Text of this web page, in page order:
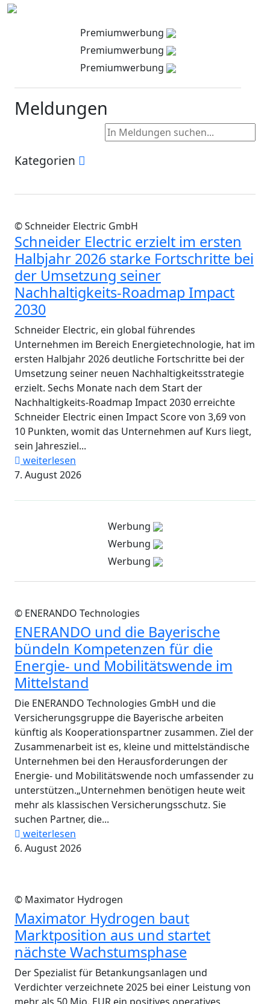
Premiumwerbung
Premiumwerbung
Premiumwerbung
Meldungen
Kategorien
© Schneider Electric GmbH
Schneider Electric erzielt im ersten
Halbjahr 2026 starke Fortschritte bei
der Umsetzung seiner
Nachhaltigkeits-Roadmap Impact
2030
Schneider Electric, ein global führendes
Unternehmen im Bereich Energietechnologie, hat im
ersten Halbjahr 2026 deutliche Fortschritte bei der
Umsetzung seiner neuen Nachhaltigkeitsstrategie
erzielt. Sechs Monate nach dem Start der
Nachhaltigkeits-Roadmap Impact 2030 erreichte
Schneider Electric einen Impact Score von 3,69 von
10 Punkten, womit das Unternehmen auf Kurs liegt,
sein Jahresziel...
weiterlesen
7. August 2026
Werbung
Werbung
Werbung
© ENERANDO Technologies
ENERANDO und die Bayerische
bündeln Kompetenzen für die
Energie- und Mobilitätswende im
Mittelstand
Die ENERANDO Technologies GmbH und die
Versicherungsgruppe die Bayerische arbeiten
künftig als Kooperationspartner zusammen. Ziel der
Zusammenarbeit ist es, kleine und mittelständische
Unternehmen bei den Herausforderungen der
Energie- und Mobilitätswende noch umfassender zu
unterstützen.„Unternehmen benötigen heute weit
mehr als klassischen Versicherungsschutz. Sie
suchen Partner, die...
weiterlesen
6. August 2026
© Maximator Hydrogen
Maximator Hydrogen baut
Marktposition aus und startet
nächste Wachstumsphase
Der Spezialist für Betankungsanlagen und
Verdichter verzeichnete 2025 bei einer Leistung von